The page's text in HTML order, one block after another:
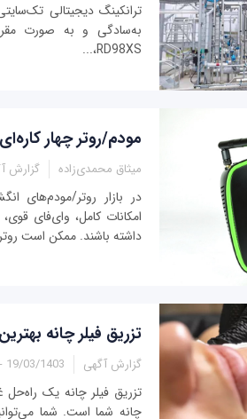
ترانکینگ دیجیتالی
به‌سادگی و به صورت
RD98XS،...
مودم/روتر چهار
میثاق محمدی‌زاده گزارش
در بازار روتر/مودم‌های
امکانات کامل، وای‌فای
داشته باشند. ممکن است
تزریق فیلر چانه
گزارش آگهی 19/03/1403 - 13:14
تزریق فیلر چانه یک
چانه شما است. شما